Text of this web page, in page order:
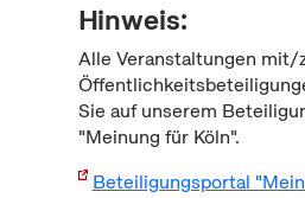
Hinweis:
Alle Veranstaltungen mit/
Sie auf unserem
"Meinung für Köln".
Beteiligungsportal